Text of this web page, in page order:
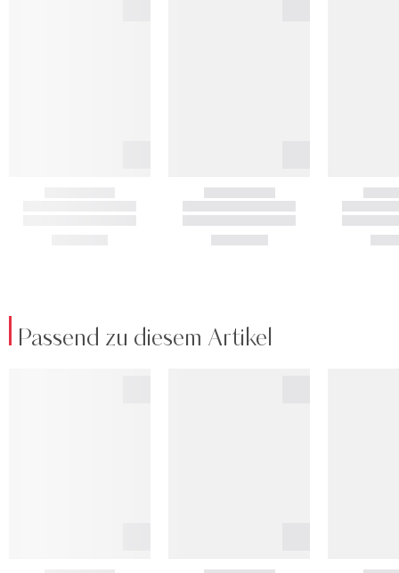
Passend zu diesem Artikel